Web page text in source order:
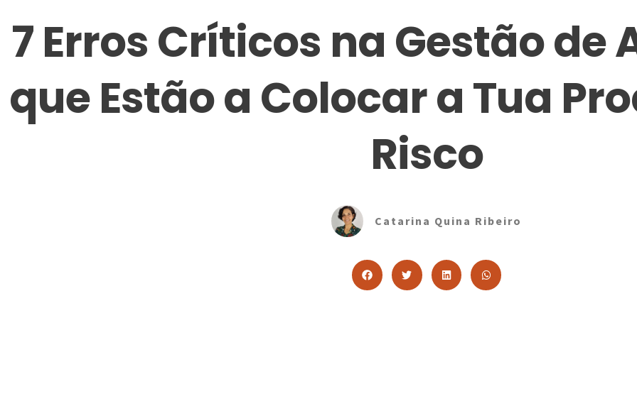
7 Erros Críticos na Gestão de
que Estão a Colocar a Tua
Risco
Catarina Quina Ribeiro